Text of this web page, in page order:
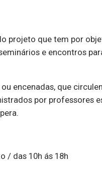
projeto que tem por
e encontros
encenadas, que
por professores
/ das 10h ás 18h